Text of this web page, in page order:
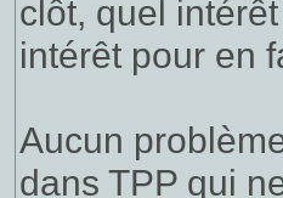
clôt, quel
intérêt pour en
Aucun
dans TPP qui